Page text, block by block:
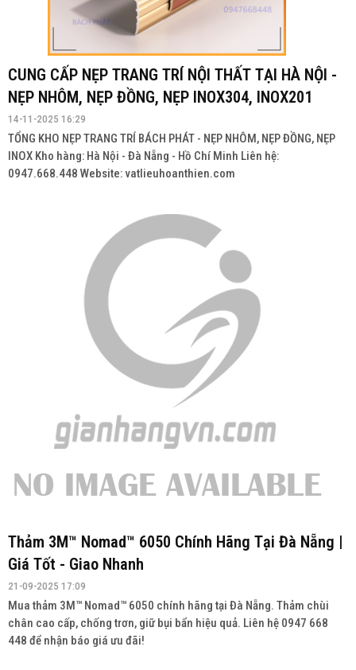
CUNG CẤP NẸP TRANG TRÍ NỘI THẤT TẠI HÀ NỘI -
NẸP NHÔM, NẸP ĐỒNG, NẸP INOX304, INOX201
14-11-2025 16:29
TỔNG KHO NẸP TRANG TRÍ BÁCH PHÁT - NẸP NHÔM, NẸP ĐỒNG, NẸP
INOX Kho hàng: Hà Nội - Đà Nẵng - Hồ Chí Minh Liên hệ:
0947.668.448 Website: vatlieuhoanthien.com
Thảm 3M™ Nomad™ 6050 Chính Hãng Tại Đà Nẵng |
Giá Tốt - Giao Nhanh
21-09-2025 17:09
Mua thảm 3M™ Nomad™ 6050 chính hãng tại Đà Nẵng. Thảm chùi
chân cao cấp, chống trơn, giữ bụi bẩn hiệu quả. Liên hệ 0947 668
448 để nhận báo giá ưu đãi!